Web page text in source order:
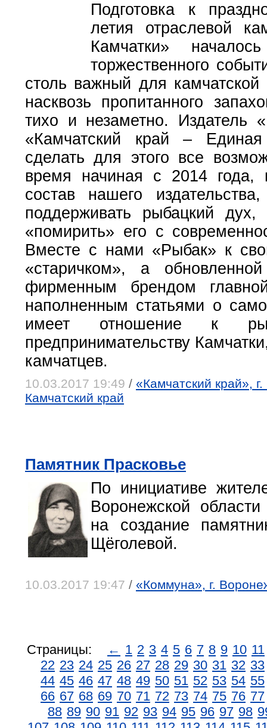
Подготовка к
летия отраслевой
Камчатки»
торжественного
столь важный для
насквозь пропитанного
тихо и незаметно. Издатель
«Камчатский край – Единая
сделать для этого все
время начиная с 2014 года,
состав нашего
поддерживать рыбацкий дух,
«помирить» его с
Вместе с нами «Рыбак» к
«старичком», а
фирменным брендом
наполненным статьями о
имеет отношение к
предпринимательству
камчатцев.
10.03.2017 19:49 / «Камчатский край»,
Камчатский край
Памятник Прасковье
По инициативе
Воронежской
на создание
Щёголевой.
10.03.2017 19:47 / «Коммуна», г.
Страницы: ← 1 2 3 4 5 6 7 8 9 10 11
22 23 24 25 26 27 28 29 30 31 32 33
44 45 46 47 48 49 50 51 52 53 54 55
66 67 68 69 70 71 72 73 74 75 76 77
88 89 90 91 92 93 94 95 96 97 98